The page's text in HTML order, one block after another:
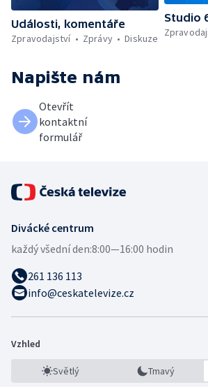
Události, komentáře
Zpravodajství
Zprávy Diskuze
Studio
Napište nám
Otevřít
kontaktní
formulář
Divácké centrum
každý všední den:8:00—16:00 hodin
261 136 113
info@ceskatelevize.cz
Vzhled
Světlý Tmavý